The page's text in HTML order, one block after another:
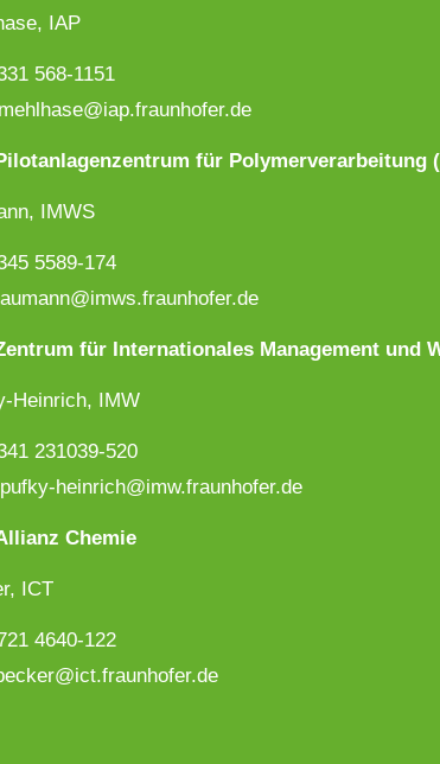
IAP
568-1151
für Polymerverarbeitung
IMWS
5589-174
für Internationales Management und
Heinrich, IMW
231039-520
heinrich@imw.fraunhofer.de
Chemie
ICT
4640-122